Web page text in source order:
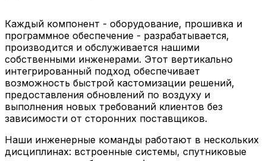
Каждый компонент - оборудование, прошивка и
программное обеспечение - разрабатывается,
производится и обслуживается нашими
собственными инженерами. Этот вертикально
интегрированный подход обеспечивает
возможность быстрой кастомизации решений,
предоставления обновлений по воздуху и
выполнения новых требований клиентов без
зависимости от сторонних поставщиков.
Наши инженерные команды работают в нескольких
дисциплинах: встроенные системы, спутниковые